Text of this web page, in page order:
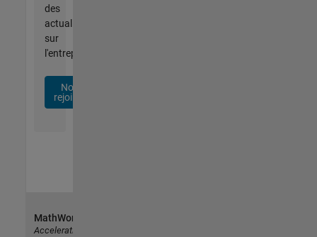
des
actualités
sur
l'entreprise.
Nous
rejoindre
MathWorks
Accelerating